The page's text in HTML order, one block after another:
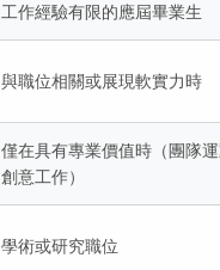
工作經驗有限的應屆畢業生
與職位相關或展現軟實力時
僅在具有專業價值時（團隊
創意工作）
學術或研究職位